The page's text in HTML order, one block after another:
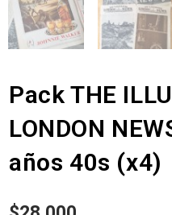
Pack THE
LONDON
años 40s (x4)